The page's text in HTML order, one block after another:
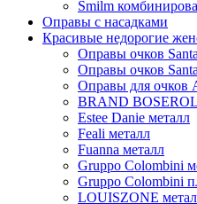
Smilm
Оправы с насадками
Красивые недорогие
Оправы очков
Оправы очков
Оправы для очков
BRAND
Estee Danie металл
Feali металл
Fuanna металл
Gruppo Colombini
Gruppo Colombini
LOUISZONE